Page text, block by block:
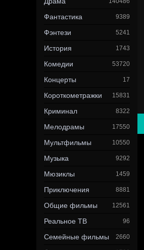
Фантастика 9389
Фэнтези 5241
История 1743
Комедии 53720
Концерты 17
Короткометражки 15831
Криминал 8322
Мелодрамы 17550
Мультфильмы 10550
Музыка 9292
Мюзиклы 1459
Приключения 8881
Общие фильмы 12561
Реальное ТВ 96
Семейные фильмы 2660